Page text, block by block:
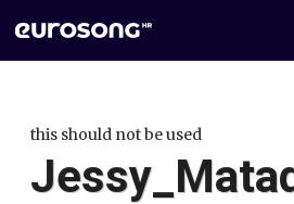
this should not be used